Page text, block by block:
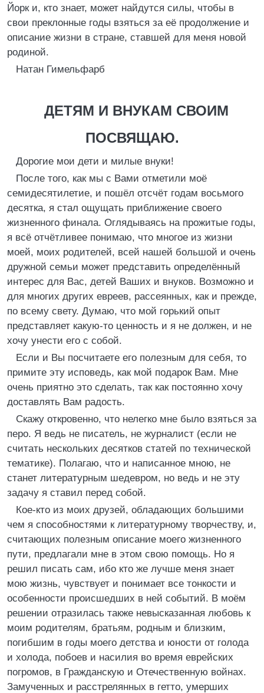
Йорк и, кто знает, может найдутся силы, чтобы в
свои преклонные годы взяться за её продолжение и
описание жизни в стране, ставшей для меня новой
родиной.
Натан Гимельфарб
ДЕТЯМ И ВНУКАМ СВОИМ
ПОСВЯЩАЮ.
Дорогие мои дети и милые внуки!
После того, как мы с Вами отметили моё
семидесятилетие, и пошёл отсчёт годам восьмого
десятка, я стал ощущать приближение своего
жизненного финала. Оглядываясь на прожитые годы,
я всё отчётливее понимаю, что многое из жизни
моей, моих родителей, всей нашей большой и очень
дружной семьи может представить определённый
интерес для Вас, детей Ваших и внуков. Возможно и
для многих других евреев, рассеянных, как и прежде,
по всему свету. Думаю, что мой горький опыт
представляет какую-то ценность и я не должен, и не
хочу унести его с собой.
Если и Вы посчитаете его полезным для себя, то
примите эту исповедь, как мой подарок Вам. Мне
очень приятно это сделать, так как постоянно хочу
доставлять Вам радость.
Скажу откровенно, что нелегко мне было взяться за
перо. Я ведь не писатель, не журналист (если не
считать нескольких десятков статей по технической
тематике). Полагаю, что и написанное мною, не
станет литературным шедевром, но ведь и не эту
задачу я ставил перед собой.
Кое-кто из моих друзей, обладающих большими
чем я способностями к литературному творчеству, и,
считающих полезным описание моего жизненного
пути, предлагали мне в этом свою помощь. Но я
решил писать сам, ибо кто же лучше меня знает
мою жизнь, чувствует и понимает все тонкости и
особенности происшедших в ней событий. В моём
решении отразилась также невысказанная любовь к
моим родителям, братьям, родным и близким,
погибшим в годы моего детства и юности от голода
и холода, побоев и насилия во время еврейских
погромов, в Гражданскую и Отечественную войнах.
Замученных и расстрелянных в гетто, умерших